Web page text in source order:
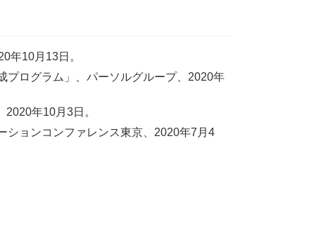
年10月13日。
ログラム」、パーソルグループ、2020年
年10月3日。
ションコンファレンス東京、2020年7月4